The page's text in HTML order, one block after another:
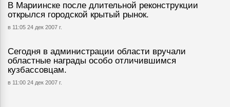
В Мариинске после длительной реконструкции
открылся городской крытый рынок.
в 11:05 24 дек 2007 г.
Сегодня в администрации области вручали
областные награды особо отличившимся
кузбассовцам.
в 11:00 24 дек 2007 г.